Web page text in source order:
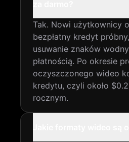
Tak. Nowi użytkownicy
bezpłatny kredyt
usuwanie znaków
płatnością. Po okresie
oczyszczonego wideo
kredytu, czyli około
rocznym.